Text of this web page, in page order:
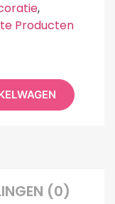
,
Producten
(0)